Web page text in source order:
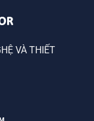
VÀ THIẾT